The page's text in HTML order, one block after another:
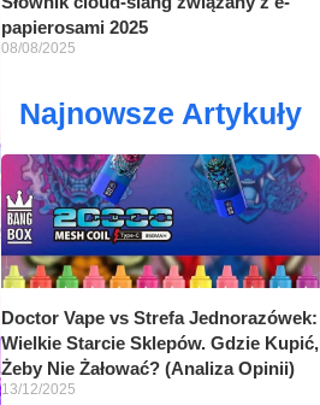
papierosami 2025
08/08/2025
Najnowsze Artykuły
Doctor Vape vs Strefa Jednorazówek:
Wielkie Starcie Sklepów. Gdzie Kupić,
Żeby Nie Żałować? (Analiza Opinii)
13/12/2025